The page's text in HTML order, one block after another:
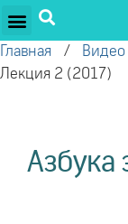
Главная / Видео
Лекция 2 (2017)
Азбука